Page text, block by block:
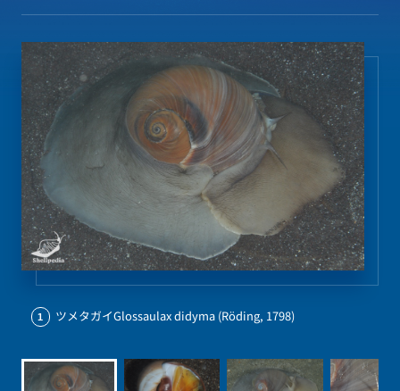
1 ツメタガイGlossaulax didyma (Röding, 1798)